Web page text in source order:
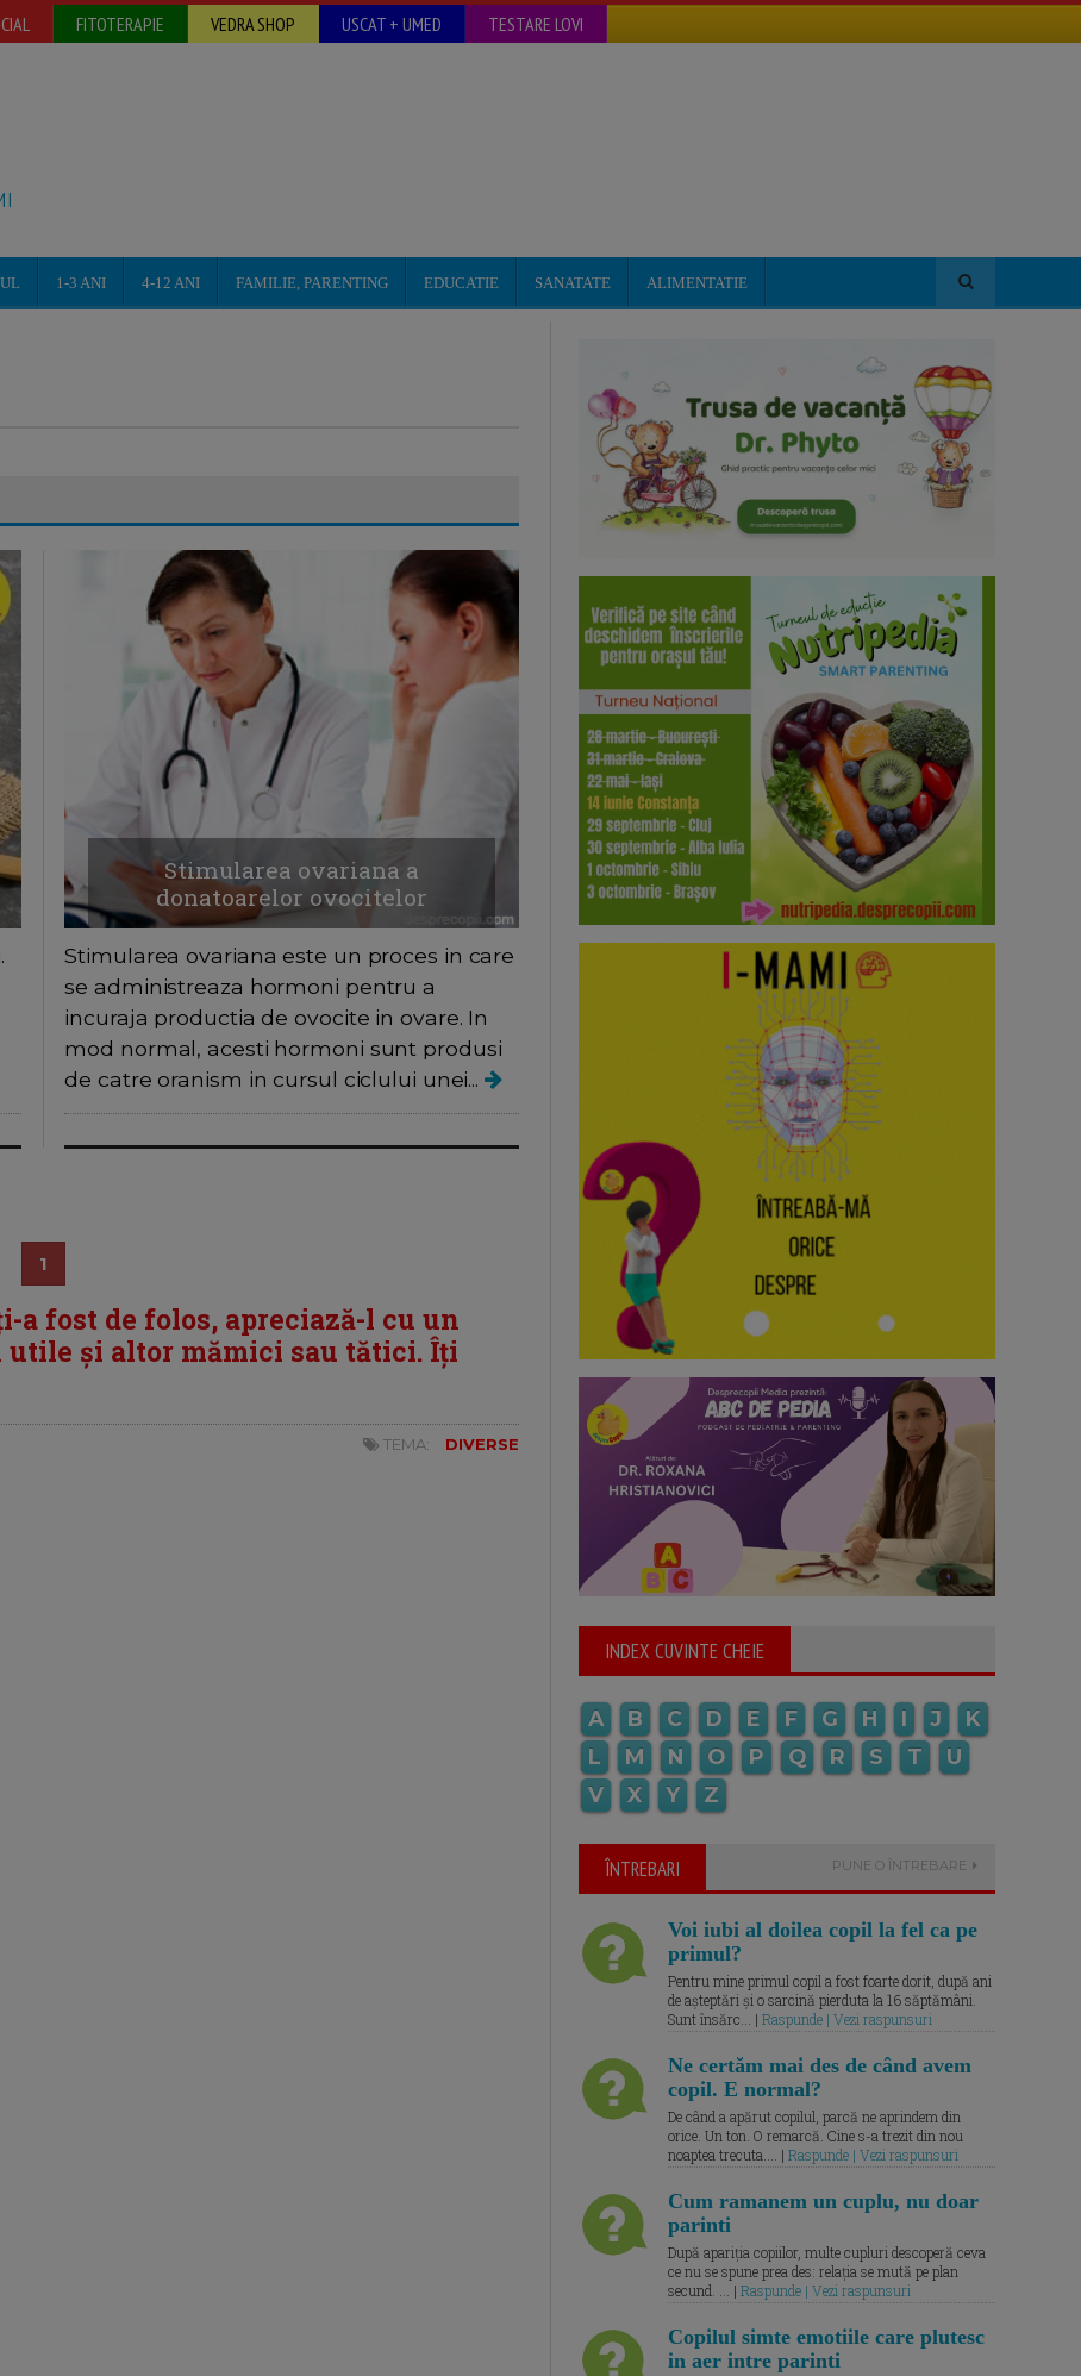
FITOTERAPIE VEDRA SHOP USCAT + UMED TESTARE LOVI
1-3 ANI 4-12 ANI FAMILIE, PARENTING EDUCATIE SANATATE ALIMENTATIE
Stimularea ovariana a
donatoarelor ovocitelor
Stimularea ovariana este un proces in care
se administreaza hormoni pentru a
incuraja productia de ovocite in ovare. In
mod normal, acesti hormoni sunt produsi
de catre oranism in cursul ciclului unei...
1
fost de folos, apreciază-l cu un
și altor mămici sau tătici. Îți
TEMA: DIVERSE
INDEX CUVINTE CHEIE
A B C D E F G H I J
K
L
M N O P Q R S T
U
V
X Y Z
ÎNTREBARI PUNE O ÎNTREBARE
Voi iubi al doilea copil la fel ca pe
primul?
Pentru mine primul copil a fost foarte dorit, după ani
de așteptări și o sarcină pierduta la 16 săptămâni.
Sunt însărc... | Raspunde | Vezi raspunsuri
Ne certăm mai des de când avem
copil. E normal?
De când a apărut copilul, parcă ne aprindem din
orice. Un ton. O remarcă. Cine s-a trezit din nou
noaptea trecuta.... | Raspunde | Vezi raspunsuri
Cum ramanem un cuplu, nu doar
parinti
După apariția copiilor, multe cupluri descoperă ceva
ce nu se spune prea des: relația se mută pe plan
secund. ... | Raspunde | Vezi raspunsuri
Copilul simte emotiile care plutesc
in aer intre parinti